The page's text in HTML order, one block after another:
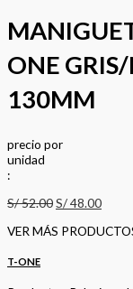
ONE
130MM
precio por
unidad
:
S/52.00S/48.00
VER MÁS
T-ONE